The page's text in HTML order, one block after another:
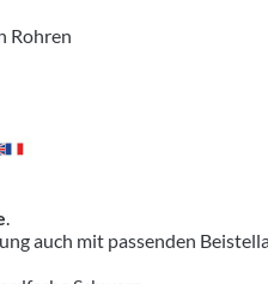
Rohren
.
auch mit passenden